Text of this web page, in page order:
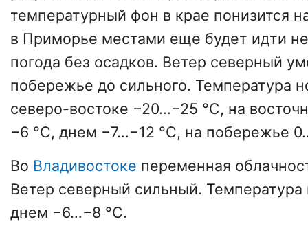
температурный фон в крае понизится
в Приморье местами еще будет идти
погода без осадков. Ветер северный
побережье до сильного. Температура
северо-востоке −20…−25 °C, на
−6 °C, днем −7…−12 °C, на побережье
Во Владивостоке переменная
Ветер северный сильный.
днем −6…−8 °C.